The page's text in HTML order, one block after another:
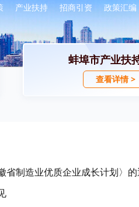
产业扶持 招商引资 政策汇编
蚌埠市产业扶
查看详情 >